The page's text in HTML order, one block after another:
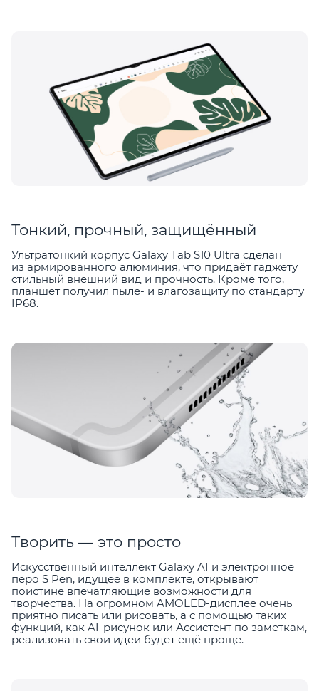
Тонкий, прочный, защищённый
Ультратонкий корпус Galaxy Tab S10 Ultra сделан
из армированного алюминия, что придаёт гаджету
стильный внешний вид и прочность. Кроме того,
планшет получил пыле- и влагозащиту по стандарту
IP68.
Творить — это просто
Искусственный интеллект Galaxy AI и электронное
перо S Pen, идущее в комплекте, открывают
поистине впечатляющие возможности для
творчества. На огромном AMOLED-дисплее очень
приятно писать или рисовать, а с помощью таких
функций, как AI-рисунок или Ассистент по заметкам,
реализовать свои идеи будет ещё проще.